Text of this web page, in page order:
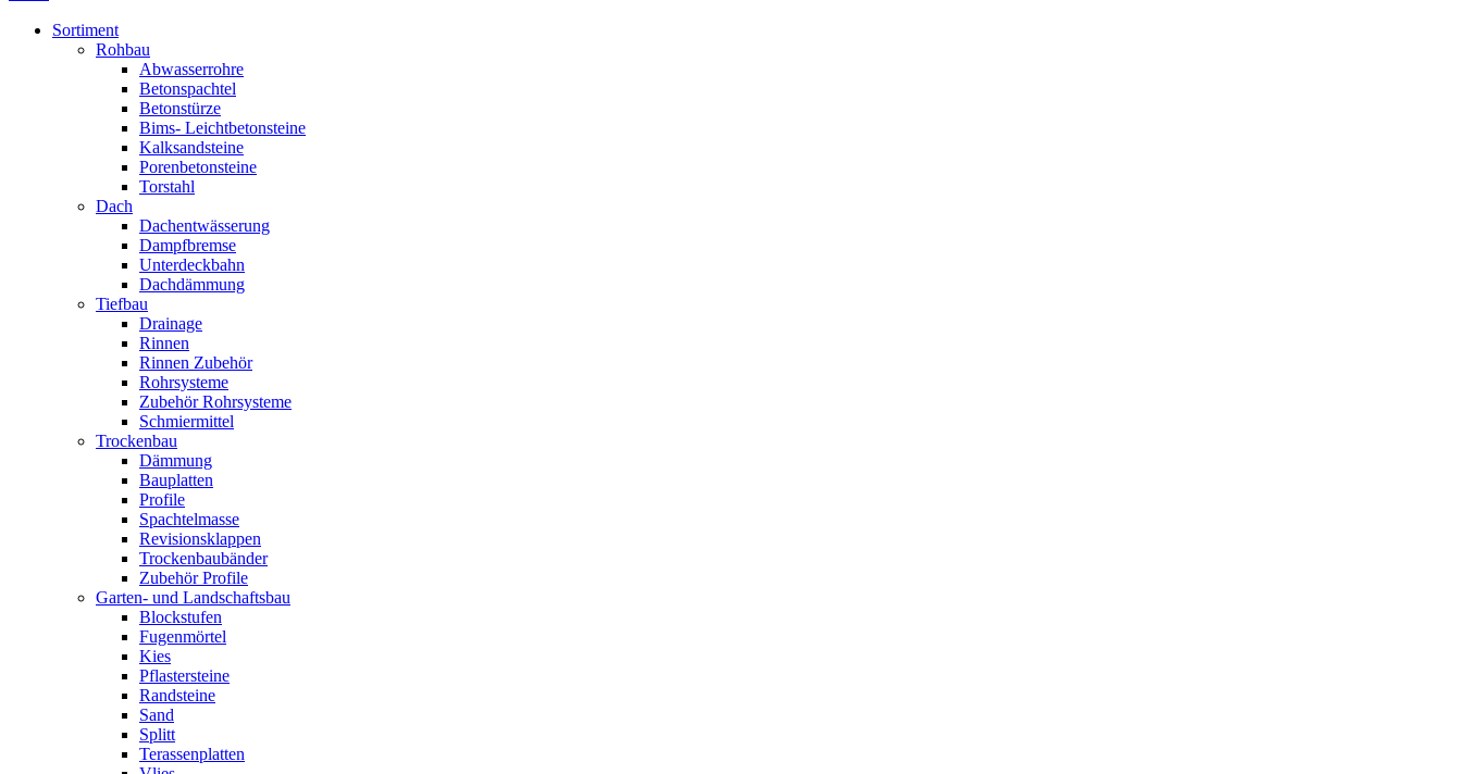
Sortiment
Rohbau
Abwasserrohre
Betonspachtel
Betonstürze
Bims- Leichtbetonsteine
Kalksandsteine
Porenbetonsteine
Torstahl
Dach
Dachentwässerung
Dampfbremse
Unterdeckbahn
Dachdämmung
Tiefbau
Drainage
Rinnen
Rinnen Zubehör
Rohrsysteme
Zubehör Rohrsysteme
Schmiermittel
Trockenbau
Dämmung
Bauplatten
Profile
Spachtelmasse
Revisionsklappen
Trockenbaubänder
Zubehör Profile
Garten- und Landschaftsbau
Blockstufen
Fugenmörtel
Kies
Pflastersteine
Randsteine
Sand
Splitt
Terassenplatten